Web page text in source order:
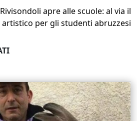
apre alle scuole: al via il
per gli studenti abruzzesi